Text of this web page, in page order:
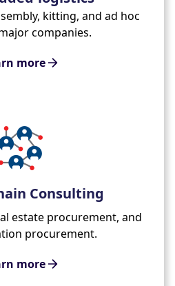
kitting, and ad hoc
companies.
more
Consulting
estate procurement, and
procurement.
more